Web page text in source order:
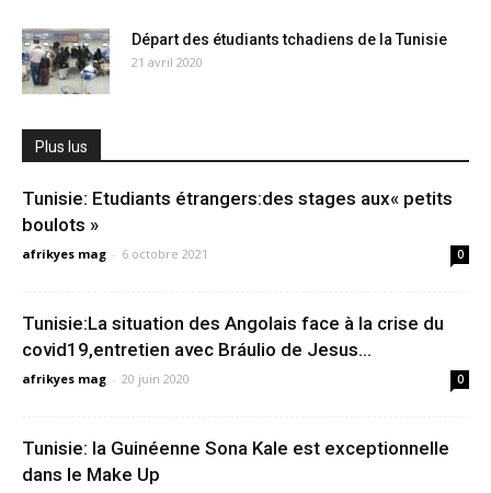
Départ des étudiants tchadiens de la Tunisie
21 avril 2020
Plus lus
Tunisie: Etudiants étrangers:des stages aux« petits
boulots »
afrikyes mag - 6 octobre 2021 0
Tunisie:La situation des Angolais face à la crise du
covid19,entretien avec Bráulio de Jesus...
afrikyes mag - 20 juin 2020 0
Tunisie: la Guinéenne Sona Kale est exceptionnelle
dans le Make Up